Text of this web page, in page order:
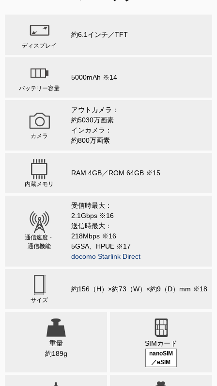
ディスプレイ
約6.1インチ／TFT
バッテリー容量
5000mAh ※14
カメラ
アウトカメラ：
約5030万画素
インカメラ：
約800万画素
内蔵メモリ
RAM 4GB／ROM 64GB ※15
通信速度・
通信機能
受信時最大：
2.1Gbps ※16
送信時最大：
218Mbps ※16
5GSA、HPUE ※17
docomo Starlink Direct
サイズ
約156（H）×約73（W）×約9（D）mm ※18
重量
約189g
SIMカード
nanoSIM
／eSIM